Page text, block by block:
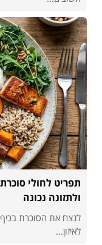
תפריט לחולי
ולתזונה נכונה
לנצח את הסוכרת
לאיזון...